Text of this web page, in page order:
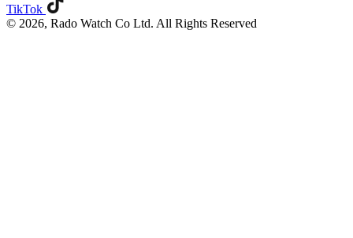
TikTok
© 2026, Rado Watch Co Ltd. All Rights Reserved